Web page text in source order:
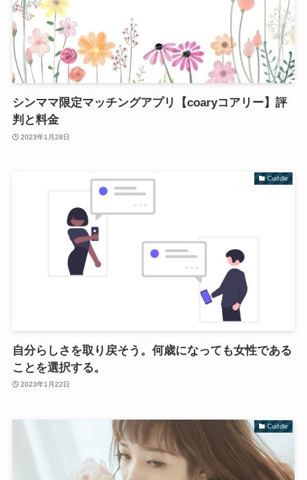
シンママ限定マッチングアプリ【coaryコアリー】評
判と料金
2023年1月28日
Cuddle
自分らしさを取り戻そう。何歳になっても女性である
ことを選択する。
2023年1月22日
Cuddle